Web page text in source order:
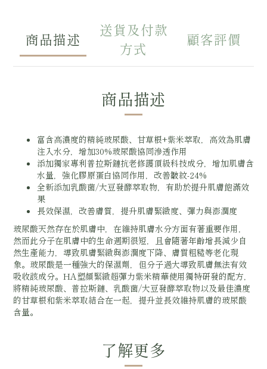
商品描述
送貨及付款
方式
顧客評價
商品描述
富含高濃度的精純玻尿酸、甘草根+紫米萃取，高效為肌膚
注入水分，增加30%玻尿酸協同滲透作用
添加獨家專利普拉斯鏈抗老修護頂級科技成分，增加肌膚含
水量，強化膠原蛋白協同作用，改善皺紋-24%
全新添加乳酸菌/大豆發酵萃取物，有助於提升肌膚飽滿效
果
長效保濕，改善膚質，提升肌膚緊緻度、彈力與澎潤度
玻尿酸天然存在於肌膚中，在維持肌膚水分方面有著重要作用，
然而此分子在肌膚中的生命週期很短，且會隨著年齡增長減少自
然生產能力，導致肌膚緊緻與澎潤度下降、膚質粗糙等老化現
象。玻尿酸是一種強大的保濕劑，但分子過大導致肌膚無法有效
吸收該成分。HA塑顏緊緻超彈力紫米精華使用獨特研發的配方，
將精純玻尿酸、普拉斯鏈、乳酸菌/大豆發酵萃取物以及最佳濃度
的甘草根和紫米萃取結合在一起，提升並長效維持肌膚的玻尿酸
含量。
了解更多